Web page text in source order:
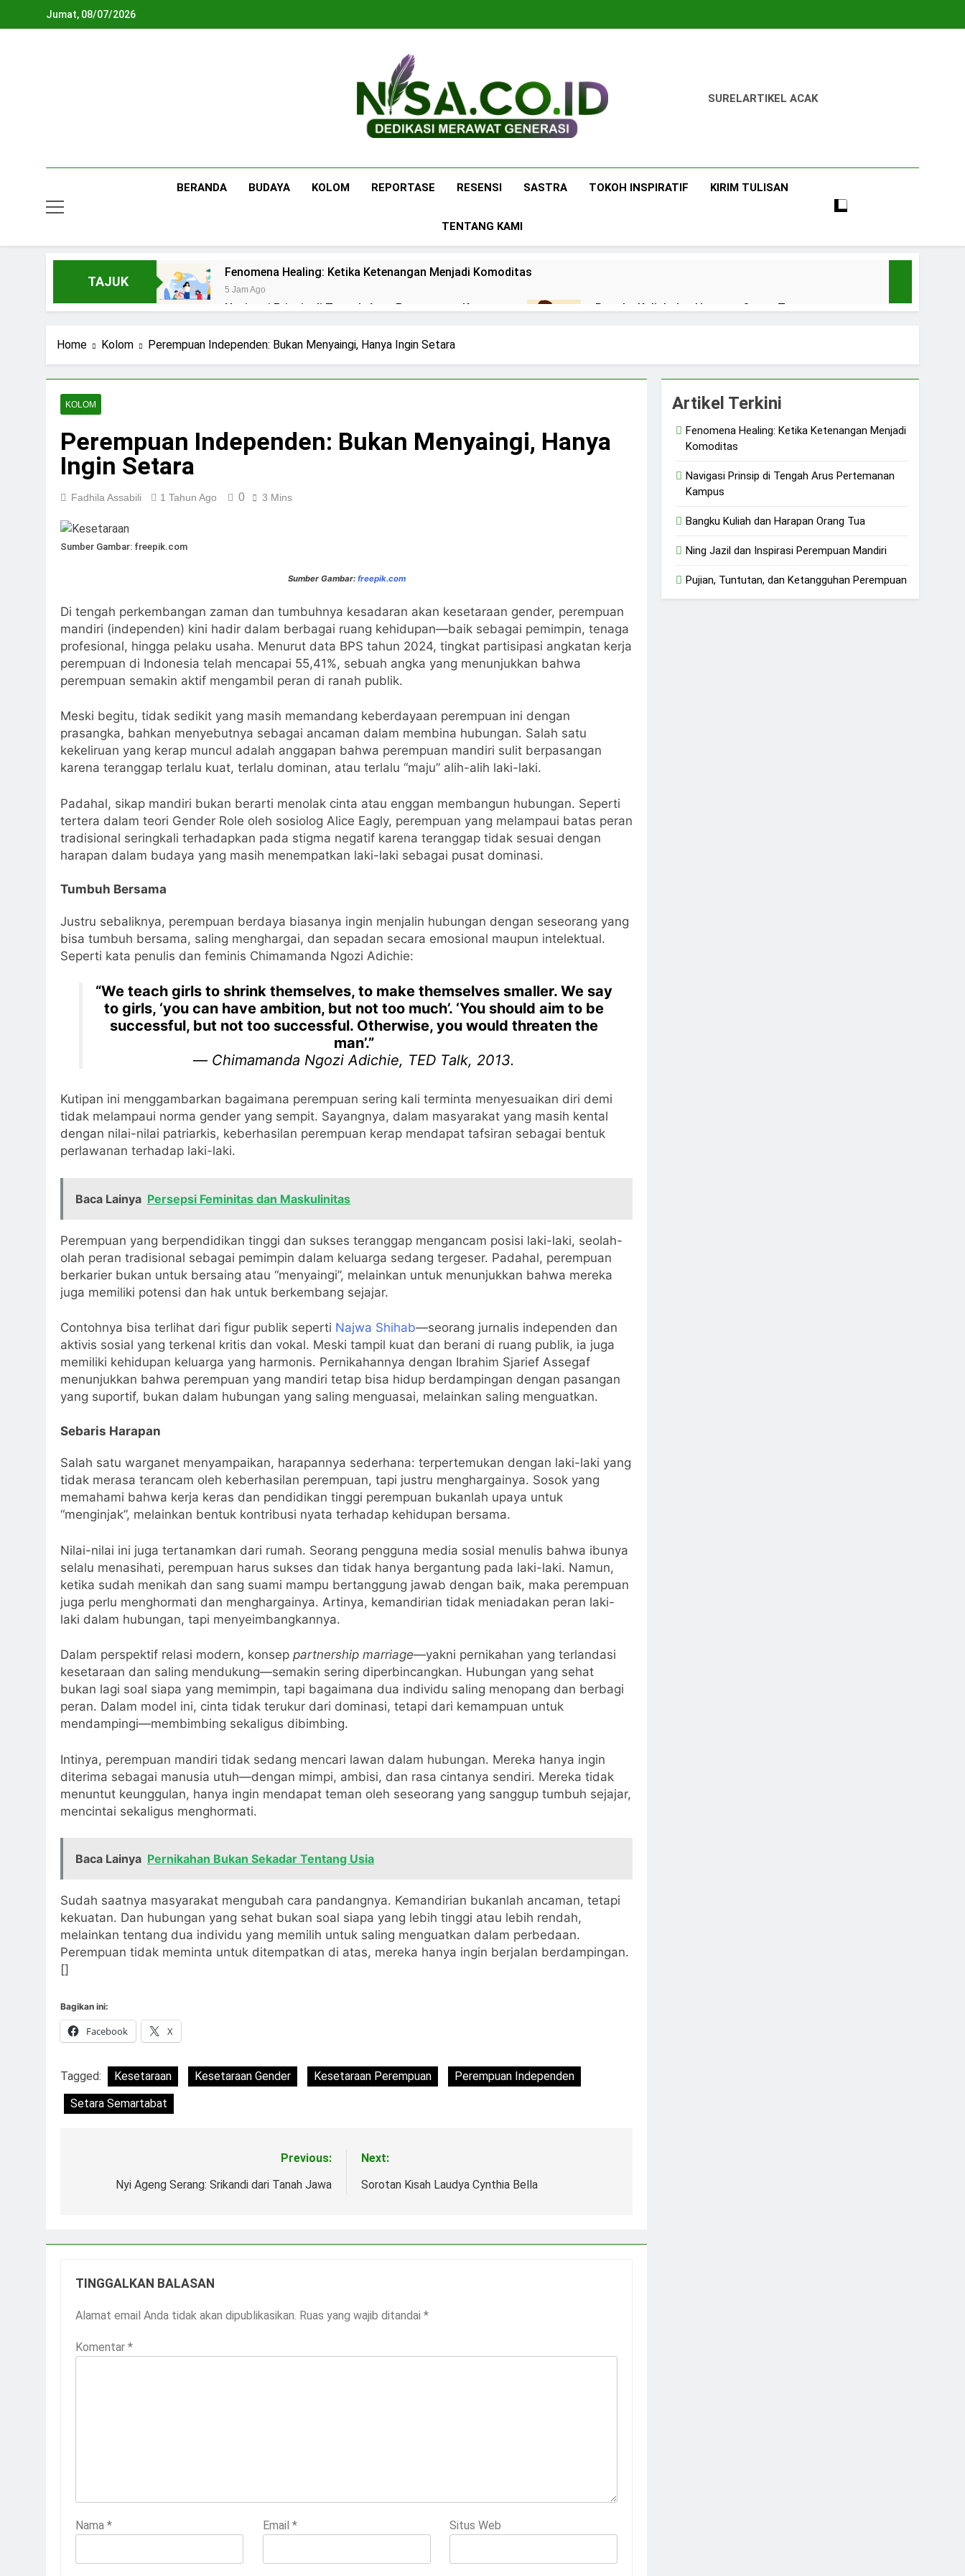
Jumat, 08/07/2026
Nisa.co.id
SURELARTIKEL ACAK
BERANDA BUDAYA KOLOM REPORTASE RESENSI SASTRA TOKOH INSPIRATIF KIRIM TULISAN
TENTANG KAMI
TAJUK
Fenomena Healing: Ketika Ketenangan Menjadi Komoditas
5 Jam Ago
Navigasi Prinsip di Tengah Arus Pertemanan Kampus Bangku Kuliah dan Harapan Orang Tua
Ning Jazil dan Inspirasi Perempuan Mandiri
Stigma Skincare Laki-laki Skincare untuk Semua Gender
6 Hari Ago
Home Kolom Perempuan Independen: Bukan Menyaingi, Hanya Ingin Setara
KOLOM
Perempuan Independen: Bukan Menyaingi, Hanya
Ingin Setara
Fadhila Assabili 1 Tahun Ago 0 3 Mins
Sumber Gambar: freepik.com
Sumber Gambar: freepik.com
Di tengah perkembangan zaman dan tumbuhnya kesadaran akan kesetaraan gender, perempuan
mandiri (independen) kini hadir dalam berbagai ruang kehidupan—baik sebagai pemimpin, tenaga
profesional, hingga pelaku usaha. Menurut data BPS tahun 2024, tingkat partisipasi angkatan kerja
perempuan di Indonesia telah mencapai 55,41%, sebuah angka yang menunjukkan bahwa
perempuan semakin aktif mengambil peran di ranah publik.
Meski begitu, tidak sedikit yang masih memandang keberdayaan perempuan ini dengan
prasangka, bahkan menyebutnya sebagai ancaman dalam membina hubungan. Salah satu
kekeliruan yang kerap muncul adalah anggapan bahwa perempuan mandiri sulit berpasangan
karena teranggap terlalu kuat, terlalu dominan, atau terlalu “maju” alih-alih laki-laki.
Padahal, sikap mandiri bukan berarti menolak cinta atau enggan membangun hubungan. Seperti
tertera dalam teori Gender Role oleh sosiolog Alice Eagly, perempuan yang melampaui batas peran
tradisional seringkali terhadapkan pada stigma negatif karena teranggap tidak sesuai dengan
harapan dalam budaya yang masih menempatkan laki-laki sebagai pusat dominasi.
Tumbuh Bersama
Justru sebaliknya, perempuan berdaya biasanya ingin menjalin hubungan dengan seseorang yang
bisa tumbuh bersama, saling menghargai, dan sepadan secara emosional maupun intelektual.
Seperti kata penulis dan feminis Chimamanda Ngozi Adichie:
“We teach girls to shrink themselves, to make themselves smaller. We say
to girls, ‘you can have ambition, but not too much’. ‘You should aim to be
successful, but not too successful. Otherwise, you would threaten the
man’.”
— Chimamanda Ngozi Adichie, TED Talk, 2013.
Kutipan ini menggambarkan bagaimana perempuan sering kali terminta menyesuaikan diri demi
tidak melampaui norma gender yang sempit. Sayangnya, dalam masyarakat yang masih kental
dengan nilai-nilai patriarkis, keberhasilan perempuan kerap mendapat tafsiran sebagai bentuk
perlawanan terhadap laki-laki.
Baca Lainya Persepsi Feminitas dan Maskulinitas
Perempuan yang berpendidikan tinggi dan sukses teranggap mengancam posisi laki-laki, seolah-
olah peran tradisional sebagai pemimpin dalam keluarga sedang tergeser. Padahal, perempuan
berkarier bukan untuk bersaing atau “menyaingi”, melainkan untuk menunjukkan bahwa mereka
juga memiliki potensi dan hak untuk berkembang sejajar.
Contohnya bisa terlihat dari figur publik seperti Najwa Shihab—seorang jurnalis independen dan
aktivis sosial yang terkenal kritis dan vokal. Meski tampil kuat dan berani di ruang publik, ia juga
memiliki kehidupan keluarga yang harmonis. Pernikahannya dengan Ibrahim Sjarief Assegaf
menunjukkan bahwa perempuan yang mandiri tetap bisa hidup berdampingan dengan pasangan
yang suportif, bukan dalam hubungan yang saling menguasai, melainkan saling menguatkan.
Sebaris Harapan
Salah satu warganet menyampaikan, harapannya sederhana: terpertemukan dengan laki-laki yang
tidak merasa terancam oleh keberhasilan perempuan, tapi justru menghargainya. Sosok yang
memahami bahwa kerja keras dan pendidikan tinggi perempuan bukanlah upaya untuk
“menginjak”, melainkan bentuk kontribusi nyata terhadap kehidupan bersama.
Nilai-nilai ini juga tertanamkan dari rumah. Seorang pengguna media sosial menulis bahwa ibunya
selalu menasihati, perempuan harus sukses dan tidak hanya bergantung pada laki-laki. Namun,
ketika sudah menikah dan sang suami mampu bertanggung jawab dengan baik, maka perempuan
juga perlu menghormati dan menghargainya. Artinya, kemandirian tidak meniadakan peran laki-
laki dalam hubungan, tapi menyeimbangkannya.
Dalam perspektif relasi modern, konsep partnership marriage—yakni pernikahan yang terlandasi
kesetaraan dan saling mendukung—semakin sering diperbincangkan. Hubungan yang sehat
bukan lagi soal siapa yang memimpin, tapi bagaimana dua individu saling menopang dan berbagi
peran. Dalam model ini, cinta tidak terukur dari dominasi, tetapi dari kemampuan untuk
mendampingi—membimbing sekaligus dibimbing.
Intinya, perempuan mandiri tidak sedang mencari lawan dalam hubungan. Mereka hanya ingin
diterima sebagai manusia utuh—dengan mimpi, ambisi, dan rasa cintanya sendiri. Mereka tidak
menuntut keunggulan, hanya ingin mendapat teman oleh seseorang yang sanggup tumbuh sejajar,
mencintai sekaligus menghormati.
Baca Lainya Pernikahan Bukan Sekadar Tentang Usia
Sudah saatnya masyarakat mengubah cara pandangnya. Kemandirian bukanlah ancaman, tetapi
kekuatan. Dan hubungan yang sehat bukan soal siapa yang lebih tinggi atau lebih rendah,
melainkan tentang dua individu yang memilih untuk saling menguatkan dalam perbedaan.
Perempuan tidak meminta untuk ditempatkan di atas, mereka hanya ingin berjalan berdampingan.
[]
Bagikan ini:
Facebook X
Tagged: Kesetaraan Kesetaraan Gender Kesetaraan Perempuan
Perempuan Independen
Setara Semartabat
Previous:
Nyi Ageng Serang: Srikandi dari Tanah Jawa
Next:
Sorotan Kisah Laudya Cynthia Bella
TINGGALKAN BALASAN
Alamat email Anda tidak akan dipublikasikan. Ruas yang wajib ditandai *
Komentar *
Nama * Email * Situs Web
Artikel Terkini
Fenomena Healing: Ketika Ketenangan Menjadi
Komoditas
Navigasi Prinsip di Tengah Arus Pertemanan
Kampus
Bangku Kuliah dan Harapan Orang Tua
Ning Jazil dan Inspirasi Perempuan Mandiri
Pujian, Tuntutan, dan Ketangguhan Perempuan